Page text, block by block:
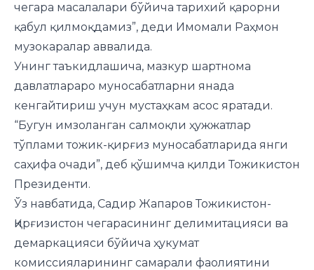
чегара масалалари бўйича тарихий қарорни
қабул қилмоқдамиз”, деди Имомали Раҳмон
музокаралар аввалида.
Унинг таъкидлашича, мазкур шартнома
давлатлараро муносабатларни янада
кенгайтириш учун мустаҳкам асос яратади.
“Бугун имзоланган салмоқли ҳужжатлар
тўплами тожик-қирғиз муносабатларида янги
саҳифа очади”, деб қўшимча қилди Тожикистон
Президенти.
Ўз навбатида, Садир Жапаров Тожикистон-
Қирғизистон чегарасининг делимитацияси ва
демаркацияси бўйича ҳукумат
комиссияларининг самарали фаолиятини